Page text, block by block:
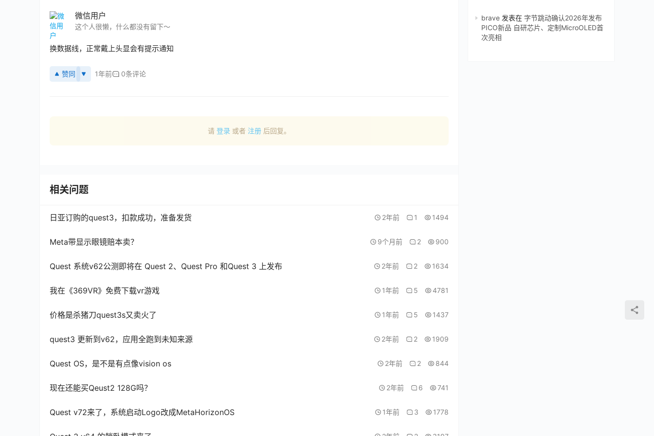
微信用户
这个人很懒，什么都没有留下～
换数据线，正常戴上头显会有提示通知
赞同 1年前 0条评论
请 登录 或者 注册 后回复。
相关问题
日亚订购的quest3，扣款成功，准备发货 2年前 1 1494
Meta带显示眼镜赔本卖？ 9个月前 2 900
Quest 系统v62公测即将在 Quest 2、Quest Pro 和Quest 3 上发布 2年前 2 1634
我在《369VR》免费下载vr游戏 1年前 5 4781
价格是杀猪刀quest3s又卖火了 1年前 5 1437
quest3 更新到v62，应用全跑到未知来源 2年前 2 1909
Quest OS，是不是有点像vision os 2年前 2 844
现在还能买Qeust2 128G吗？ 2年前 6 741
Quest v72来了，系统启动Logo改成MetaHorizonOS 1年前 3 1778
brave 发表在 字节跳动确认2026年发布
PICO新品 自研芯片、定制MicroOLED首
次亮相